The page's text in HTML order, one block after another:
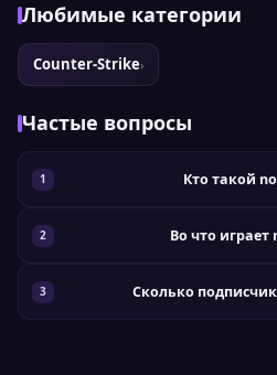
Любимые категории
Counter-Strike›
Частые вопросы
Кто такой
Во что играет
Сколько